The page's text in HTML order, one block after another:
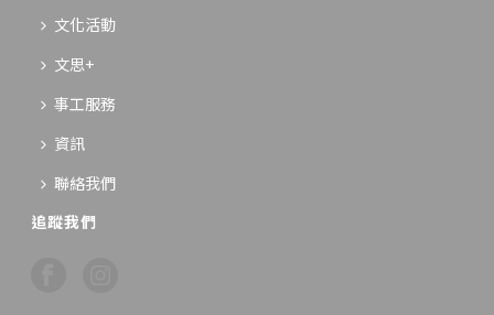
文化活動
文思+
事工服務
資訊
聯絡我們
追蹤我們